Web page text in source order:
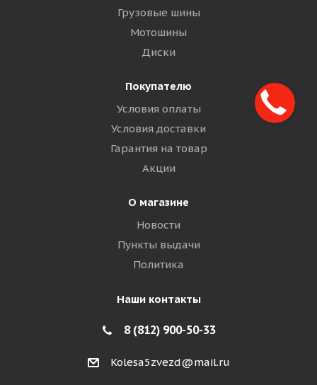
Грузовые шины
Мотошины
Диски
Покупателю
Условия оплаты
Условия доставки
Гарантия на товар
Акции
О магазине
Новости
Пункты выдачи
Политика
Наши контакты
8 (812) 900-50-33
Kolesa5zvezd@mail.ru